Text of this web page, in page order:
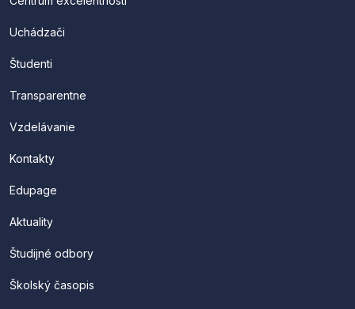
Uchádzači
Študenti
Transparentne
Vzdelávanie
Kontakty
Edupage
Aktuality
Študijné odbory
Školský časopis